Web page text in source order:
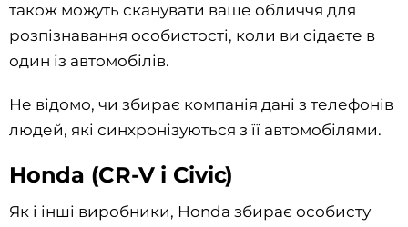
також можуть сканувати ваше обличчя для
розпізнавання особистості, коли ви сідаєте в
один із автомобілів.
Не відомо, чи збирає компанія дані з телефонів
людей, які синхронізуються з її автомобілями.
Honda (CR-V і Civic)
Як і інші виробники, Honda збирає особисту